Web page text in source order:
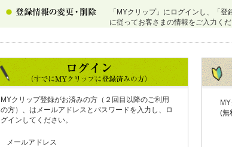
「MYクリップ」にログインし、「
に従ってお客さまの情報をご入力くだ
MYクリップ登録がお済みの方（２回目以降のご利用
の方）、はメールアドレスとパスワードを入力し、ロ
グインしてください。
メールアドレス
(無